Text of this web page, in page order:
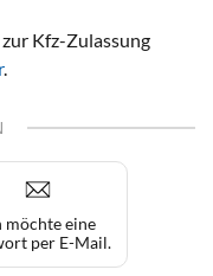
Kfz-Zulassung
.
möchte eine
per E-Mail.